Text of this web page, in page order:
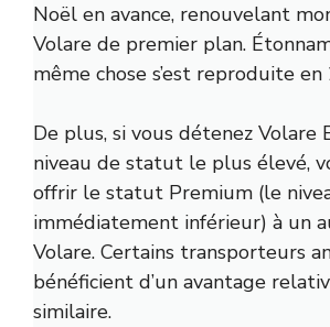
Noël en avance, renouvelant
Volare de premier plan.
même chose s’est reproduite
De plus, si vous détenez Volare
niveau de statut le plus élevé,
offrir le statut Premium (le
immédiatement inférieur) à un
Volare. Certains transporteurs
bénéficient d’un avantage
similaire.